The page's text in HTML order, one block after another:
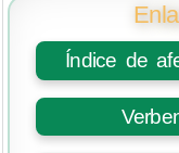
Índice de